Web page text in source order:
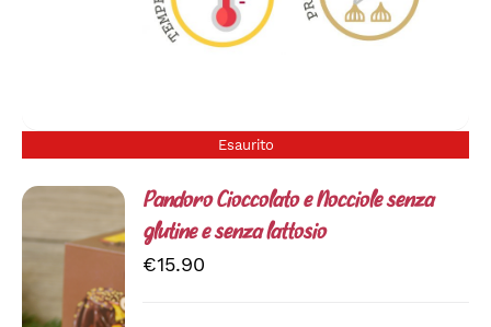
Esaurito
Pandoro Cioccolato e Nocciole senza
glutine e senza lattosio
€15.90